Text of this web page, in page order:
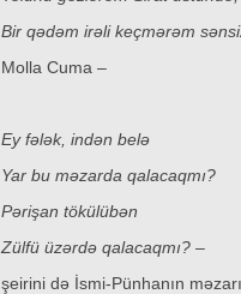
Bir qədəm irəli keçmərəm
Molla Cuma –
Ey fələk, indən belə
Yar bu məzarda qalacaqmı?
Pərişan
Zülfü üzərdə qalacaqmı? –
şeirini də İsmi-Pünhanın